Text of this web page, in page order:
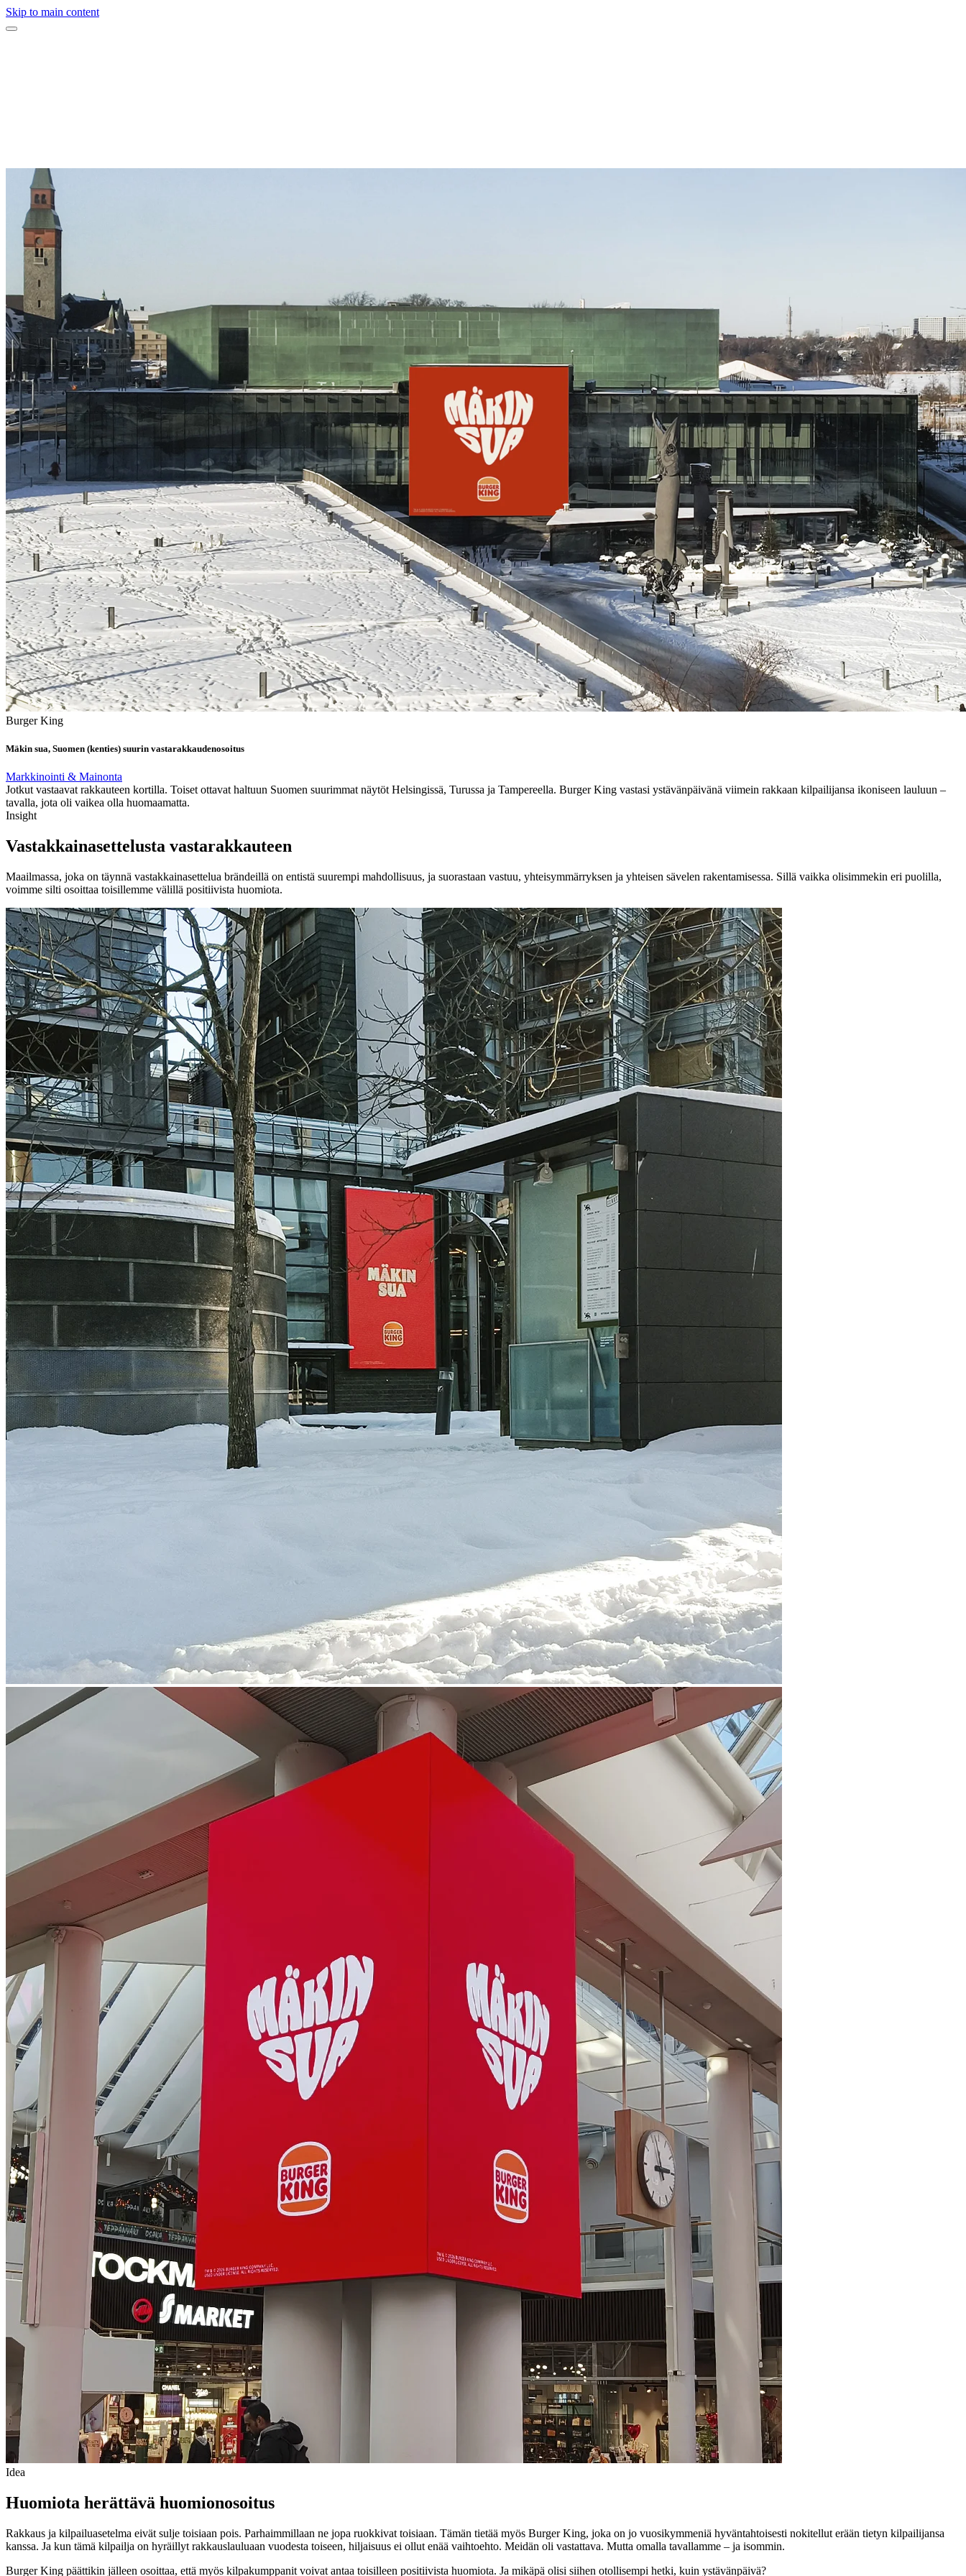
Skip to main content
Burger King
Mäkin sua, Suomen (kenties) suurin vastarakkaudenosoitus
Markkinointi & Mainonta
Jotkut vastaavat rakkauteen kortilla. Toiset ottavat haltuun Suomen suurimmat näytöt Helsingissä, Turussa ja Tampereella. Burger King vastasi ystävänpäivänä viimein rakkaan kilpailijansa ikoniseen lauluun –
tavalla, jota oli vaikea olla huomaamatta.
Insight
Vastakkainasettelusta vastarakkauteen
Maailmassa, joka on täynnä vastakkainasettelua brändeillä on entistä suurempi mahdollisuus, ja suorastaan vastuu, yhteisymmärryksen ja yhteisen sävelen rakentamisessa. Sillä vaikka olisimmekin eri puolilla,
voimme silti osoittaa toisillemme välillä positiivista huomiota.
Idea
Huomiota herättävä huomionosoitus
Rakkaus ja kilpailuasetelma eivät sulje toisiaan pois. Parhaimmillaan ne jopa ruokkivat toisiaan. Tämän tietää myös Burger King, joka on jo vuosikymmeniä hyväntahtoisesti nokitellut erään tietyn kilpailijansa
kanssa. Ja kun tämä kilpailja on hyräillyt rakkauslauluaan vuodesta toiseen, hiljaisuus ei ollut enää vaihtoehto. Meidän oli vastattava. Mutta omalla tavallamme – ja isommin.
Burger King päättikin jälleen osoittaa, että myös kilpakumppanit voivat antaa toisilleen positiivista huomiota. Ja mikäpä olisi siihen otollisempi hetki, kuin ystävänpäivä?